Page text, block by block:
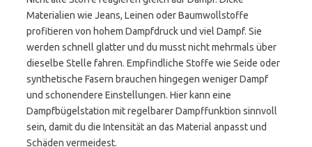
Materialien wie Jeans, Leinen oder Baumwollstoffe
profitieren von hohem Dampfdruck und viel Dampf. Sie
werden schnell glatter und du musst nicht mehrmals über
dieselbe Stelle fahren. Empfindliche Stoffe wie Seide oder
synthetische Fasern brauchen hingegen weniger Dampf
und schonendere Einstellungen. Hier kann eine
Dampfbügelstation mit regelbarer Dampffunktion sinnvoll
sein, damit du die Intensität an das Material anpasst und
Schäden vermeidest.